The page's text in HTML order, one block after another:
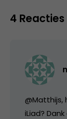
4 Reacties
@Matthijs,
iLiad?